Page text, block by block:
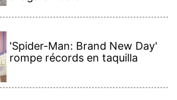
'Spider-Man: Brand New Day'
rompe récords en taquilla